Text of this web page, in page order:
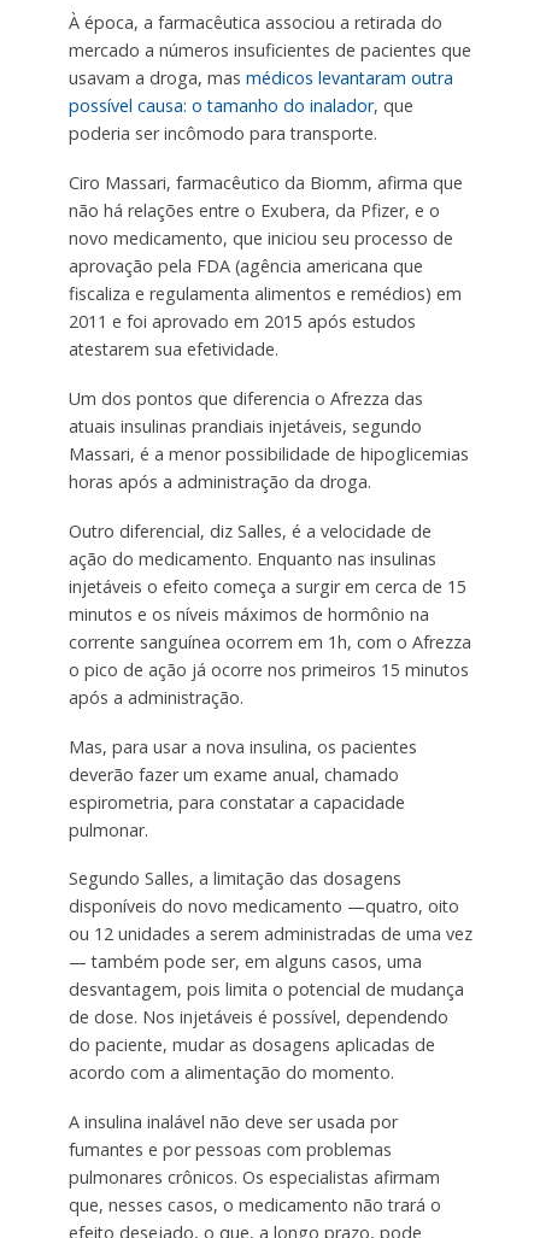
À época, a farmacêutica associou a retirada do
mercado a números insuficientes de pacientes que
usavam a droga, mas médicos levantaram outra
possível causa: o tamanho do inalador, que
poderia ser incômodo para transporte.
Ciro Massari, farmacêutico da Biomm, afirma que
não há relações entre o Exubera, da Pfizer, e o
novo medicamento, que iniciou seu processo de
aprovação pela FDA (agência americana que
fiscaliza e regulamenta alimentos e remédios) em
2011 e foi aprovado em 2015 após estudos
atestarem sua efetividade.
Um dos pontos que diferencia o Afrezza das
atuais insulinas prandiais injetáveis, segundo
Massari, é a menor possibilidade de hipoglicemias
horas após a administração da droga.
Outro diferencial, diz Salles, é a velocidade de
ação do medicamento. Enquanto nas insulinas
injetáveis o efeito começa a surgir em cerca de 15
minutos e os níveis máximos de hormônio na
corrente sanguínea ocorrem em 1h, com o Afrezza
o pico de ação já ocorre nos primeiros 15 minutos
após a administração.
Mas, para usar a nova insulina, os pacientes
deverão fazer um exame anual, chamado
espirometria, para constatar a capacidade
pulmonar.
Segundo Salles, a limitação das dosagens
disponíveis do novo medicamento —quatro, oito
ou 12 unidades a serem administradas de uma vez
— também pode ser, em alguns casos, uma
desvantagem, pois limita o potencial de mudança
de dose. Nos injetáveis é possível, dependendo
do paciente, mudar as dosagens aplicadas de
acordo com a alimentação do momento.
A insulina inalável não deve ser usada por
fumantes e por pessoas com problemas
pulmonares crônicos. Os especialistas afirmam
que, nesses casos, o medicamento não trará o
efeito desejado, o que, a longo prazo, pode